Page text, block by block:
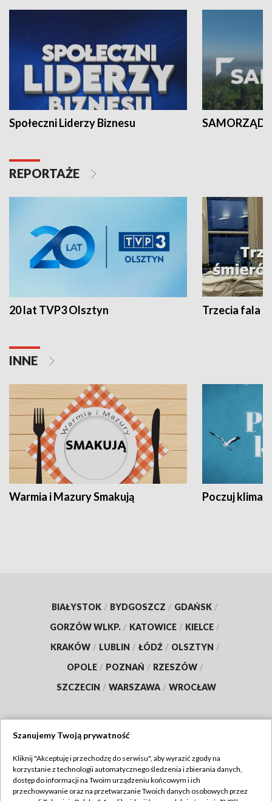
Społeczni Liderzy Biznesu SAMORZĄD
REPORTAŻE
20 lat TVP3 Olsztyn Trzecia fala -
INNE
Warmia i Mazury Smakują Poczuj klimat
BIAŁYSTOK / BYDGOSZCZ / GDAŃSK /
GORZÓW WLKP. / KATOWICE / KIELCE /
KRAKÓW / LUBLIN / ŁÓDŹ / OLSZTYN /
OPOLE / POZNAŃ / RZESZÓW /
SZCZECIN / WARSZAWA / WROCŁAW
TVP
Abonament TVP
Regulamin TVP
Szanujemy Twoją prywatność
Kliknij "Akceptuję i przechodzę do serwisu", aby wyrazić zgody na
korzystanie z technologii automatycznego śledzenia i zbierania danych,
dostęp do informacji na Twoim urządzeniu końcowym i ich
przechowywanie oraz na przetwarzanie Twoich danych osobowych przez